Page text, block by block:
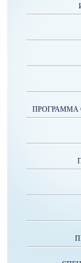
ПРОГРАММА